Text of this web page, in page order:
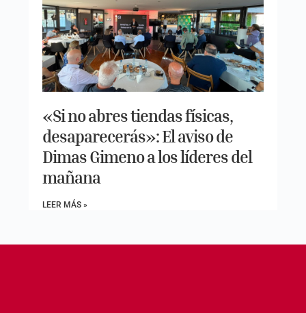
«Si no abres tiendas físicas,
desaparecerás»: El aviso de
Dimas Gimeno a los líderes del
mañana
LEER MÁS »